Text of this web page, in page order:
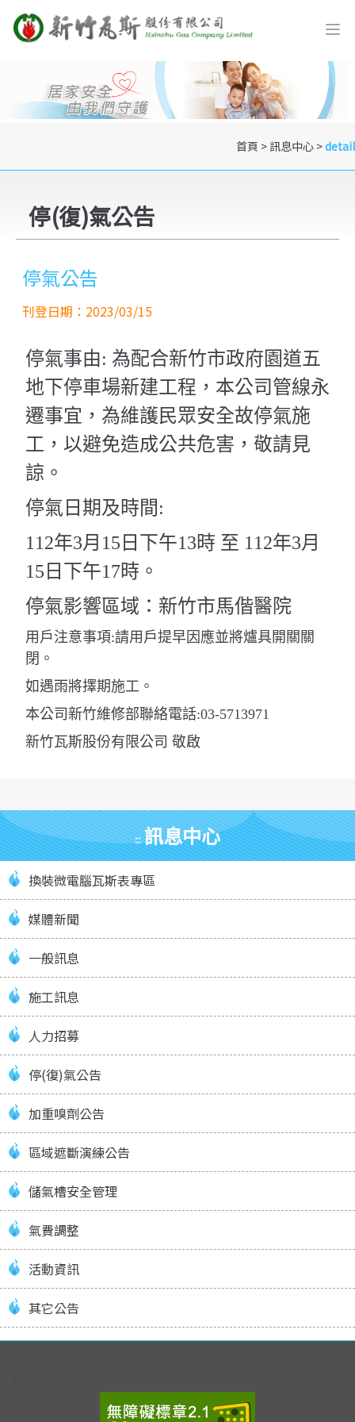
首頁 > 訊息中心 >detail
:::訊息中心
換裝微電腦瓦斯表專區
媒體新聞
一般訊息
施工訊息
人力招募
停(復)氣公告
加重嗅劑公告
區域遮斷演練公告
儲氣槽安全管理
氣費調整
活動資訊
其它公告
停(復)氣公告
停氣公告
刊登日期：2023/03/15
停氣事由: 為配合新竹市政府園道五
地下停車場新建工程，本公司管線永
遷事宜，為維護民眾安全故停氣施
工，以避免造成公共危害，敬請見
諒。
停氣日期及時間:
112年3月 15 日下午13時 至 112年3月
15 日下午17時。
停氣影響區域：新竹市馬偕醫院
用戶注意事項:請用戶提早因應並將爐具開關關
閉。
如遇雨將擇期施工。
本公司新竹維修部聯絡電話:03-5713971
新竹瓦斯股份有限公司 敬啟